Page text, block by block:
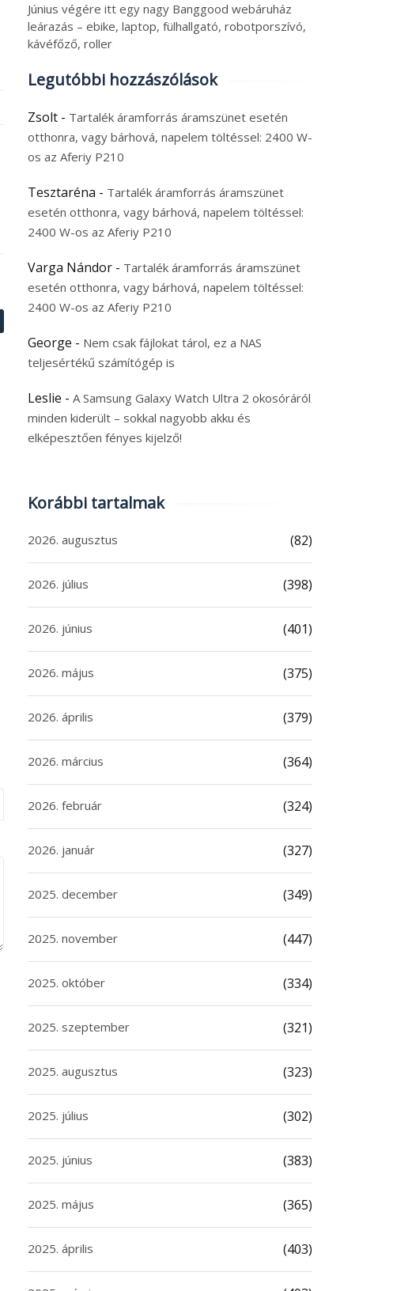
olcsó REDMI Projector 5
Pro projektort: 120 Hz,
1000 CVIA lumen és
2026. augusztus 5.
CMF Clip Pro
és a fülre csíptetve
Június végére itt egy nagy Banggood webáruház
leárazás – ebike, laptop, fülhallgató, robotporszívó,
kávéfőző, roller
Legutóbbi hozzászólások
Zsolt - Tartalék áramforrás áramszünet esetén
otthonra, vagy bárhová, napelem töltéssel: 2400 W-
os az Aferiy P210
Tesztaréna - Tartalék áramforrás áramszünet
esetén otthonra, vagy bárhová, napelem töltéssel:
2400 W-os az Aferiy P210
Varga Nándor - Tartalék áramforrás áramszünet
esetén otthonra, vagy bárhová, napelem töltéssel:
2400 W-os az Aferiy P210
George - Nem csak fájlokat tárol, ez a NAS
teljesértékű számítógép is
Leslie - A Samsung Galaxy Watch Ultra 2 okosóráról
minden kiderült – sokkal nagyobb akku és
elképesztően fényes kijelző!
Korábbi tartalmak
2026. augusztus (82)
2026. július (398)
2026. június (401)
2026. május (375)
2026. április (379)
2026. március (364)
2026. február (324)
2026. január (327)
2025. december (349)
2025. november (447)
2025. október (334)
2025. szeptember (321)
2025. augusztus (323)
2025. július (302)
2025. június (383)
2025. május (365)
2025. április (403)